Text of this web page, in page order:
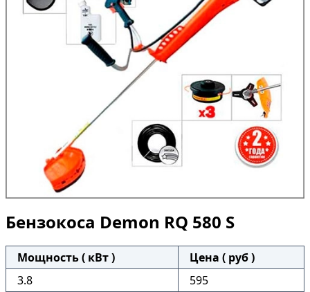
Бензокоса Demon RQ 580 S
Мощность ( кВт )
Цена ( руб )
3.8
595